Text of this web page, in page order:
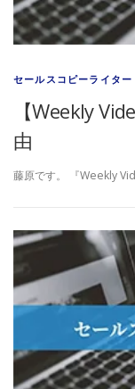
セールスコピーライター
【Weekly
由
藤原です。 『Weekly